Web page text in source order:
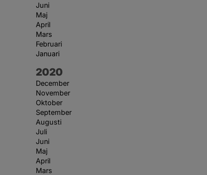
Juni
Maj
April
Mars
Februari
Januari
År:
2020
December
November
Oktober
September
Augusti
Juli
Juni
Maj
April
Mars